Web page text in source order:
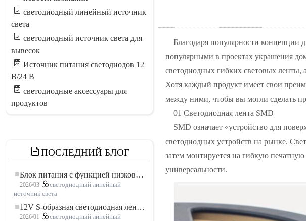
светодиодный линейный источник
света
светодиодный источник света для
вывесок
Источник питания светодиодов 12
В/24 В
светодиодные аксессуары для
продуктов
ПОСЛЕДНИЙ БЛОГ
Блок питания с функцией низковольтного плавного пуска для LED освещения
2026/03
светодиодный линейный
источник света
12V S-образная светодиодная лента: гибкое и эффективное решение для современного освещения
2026/01
светодиодный линейный
Благодаря популярности концепции
популярными в проектах украшения
светодиодных гибких световых
Хотя каждый продукт имеет свои
между ними, чтобы вы могли сделать
01 Светодиодная лента SMD
SMD означает «устройство для
светодиодных устройств на рынке.
затем монтируется на гибкую
универсальности.